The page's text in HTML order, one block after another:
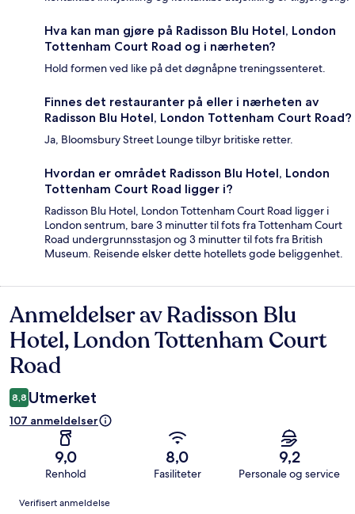
Hva kan man gjøre på Radisson Blu Hotel, London
Tottenham Court Road og i nærheten?
Hold formen ved like på det døgnåpne treningssenteret.
Finnes det restauranter på eller i nærheten av
Radisson Blu Hotel, London Tottenham Court Road?
Ja, Bloomsbury Street Lounge tilbyr britiske retter.
Hvordan er området Radisson Blu Hotel, London
Tottenham Court Road ligger i?
Radisson Blu Hotel, London Tottenham Court Road ligger i
London sentrum, bare 3 minutter til fots fra Tottenham Court
Road undergrunnsstasjon og 3 minutter til fots fra British
Museum. Reisende elsker dette hotellets gode beliggenhet.
Anmeldelser
Anmeldelser av Radisson Blu
Hotel, London Tottenham Court
Road
8,8 Utmerket
107 anmeldelser
9,0
Renhold
8,0
Fasiliteter
9,2
Personale og service
Anmeldelser
Verifisert anmeldelse